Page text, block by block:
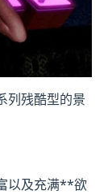
列残酷型的景
以及充满**欲